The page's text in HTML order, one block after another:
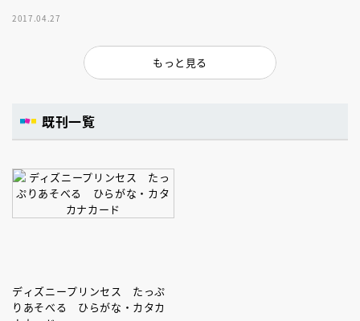
2017.04.27
もっと見る
既刊一覧
ディズニープリンセス たっぷ
りあそべる ひらがな・カタカ